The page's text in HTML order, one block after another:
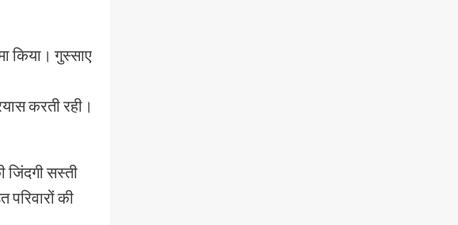
किया। गुस्साए
करती रही।
जिंदगी सस्ती
की